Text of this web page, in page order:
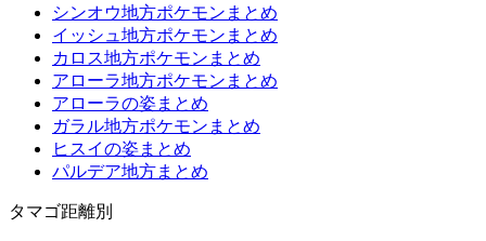
シンオウ地方ポケモンまとめ
イッシュ地方ポケモンまとめ
カロス地方ポケモンまとめ
アローラ地方ポケモンまとめ
アローラの姿まとめ
ガラル地方ポケモンまとめ
ヒスイの姿まとめ
パルデア地方まとめ
タマゴ距離別